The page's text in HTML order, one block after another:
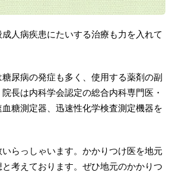
人病疾患にたいする治療も力を入れて
尿病の発症も多く、使用する薬剤の副
長は内科学会認定の総合内科専門医・
糖測定器、迅速性化学検査測定機器を
らっしゃいます。かかりつけ医を地元
考えております。ぜひ地元のかかりつ